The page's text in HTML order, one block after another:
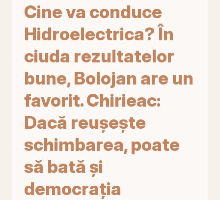
Cine va conduce
Hidroelectrica? În
ciuda rezultatelor
bune, Bolojan are un
favorit. Chirieac:
Dacă reușește
schimbarea, poate
să bată și
democrația